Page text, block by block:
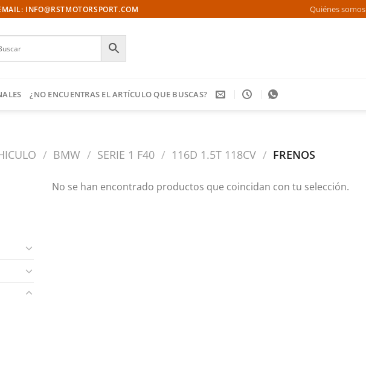
INFO@RSTMOTORSPORT.COM Quiénes somos
¿NO ENCUENTRAS EL ARTÍCULO QUE BUSCAS?
/ BMW / SERIE 1 F40 / 116D 1.5T 118CV / FRENOS
No se han encontrado productos que coincidan con tu selección.